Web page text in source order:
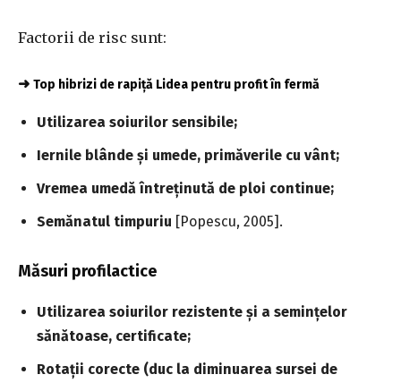
Factorii de risc sunt:
➜ Top hibrizi de rapiță Lidea pentru profit în fermă
Utilizarea soiurilor sensibile;
Iernile blânde și umede, primăverile cu vânt;
Vremea umedă întreținută de ploi continue;
Semănatul timpuriu [Popescu, 2005].
Măsuri profilactice
Utilizarea soiurilor rezistente și a semințelor
sănătoase, certificate;
Rotații corecte (duc la diminuarea sursei de